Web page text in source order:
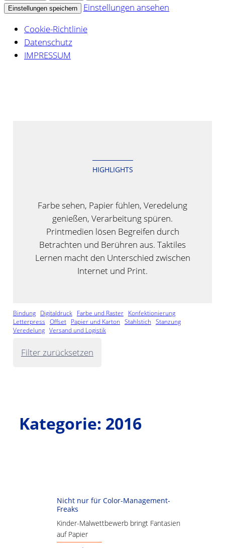
Einstellungen speichern
Einstellungen ansehen
Cookie-Richtlinie
Datenschutz
IMPRESSUM
HIGHLIGHTS
Farbe sehen, Papier fühlen, Veredelung
genießen, Verarbeitung spüren.
Printmedien lösen Begreifen durch
Betrachten und Berühren aus. Taktiles
Lernen macht den Unterschied zwischen
Internet und Print.
Bindung Digitaldruck Farbe und Raster Konfektionierung
Letterpress Offset Papier und Karton Stahlstich Stanzung
Veredelung Versand und Logistik
Filter zurücksetzen
Kategorie: 2016
Nicht nur für Color-Management-
Freaks
Kinder-Malwettbewerb bringt Fantasien
auf Papier